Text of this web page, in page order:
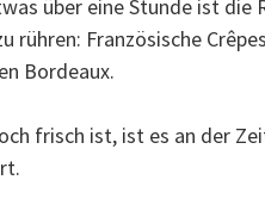
über eine Stunde ist die
rühren: Französische
Bordeaux.
frisch ist, ist es an der